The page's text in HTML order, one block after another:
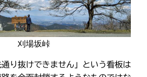
刈場坂峠
り抜けできません」という看板は